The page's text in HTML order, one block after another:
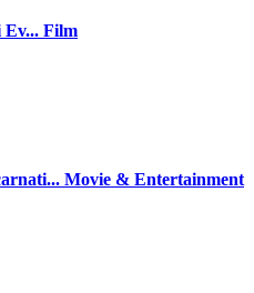
Ev... Film
Movie & Entertainment